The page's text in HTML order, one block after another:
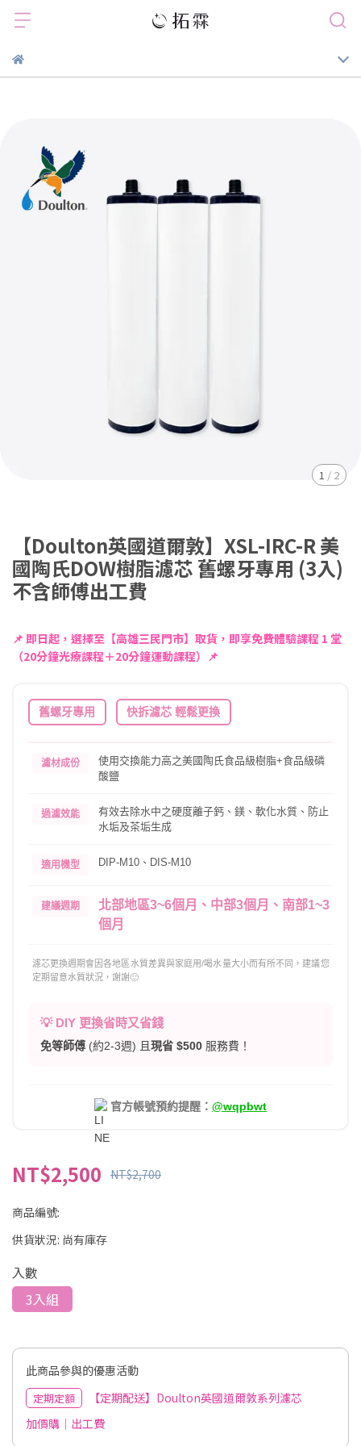
1 / 2
【Doulton英國道爾敦】XSL-IRC-R 美
國陶氏DOW樹脂濾芯 舊螺牙專用 (3入)
不含師傅出工費
📌 即日起，選擇至【高雄三民門市】取貨，即享免費體驗課程 1 堂
（20分鐘光療課程＋20分鐘運動課程）📌
舊螺牙專用 快拆濾芯 輕鬆更換
濾材成份
使用交換能力高之美國陶氏食品級樹脂+食品級磷
酸鹽
過濾效能
有效去除水中之硬度離子鈣、鎂、軟化水質、防止
水垢及茶垢生成
適用機型 DIP-M10、DIS-M10
建議週期
北部地區3~6個月、中部3個月、南部1~3
個月
濾芯更換週期會因各地區水質差異與家庭用/喝水量大小而有所不同，建議您
定期留意水質狀況，謝謝🙂
💡 DIY 更換省時又省錢
免等師傅(約2-3週) 且現省 $500服務費！
官方帳號預約提醒： @wqpbwt
NT$2,500 NT$2,700
商品編號:
供貨狀況: 尚有庫存
入數
3入組
此商品參與的優惠活動
定期定額
【定期配送】Doulton英國道爾敦系列濾芯
加價購｜出工費